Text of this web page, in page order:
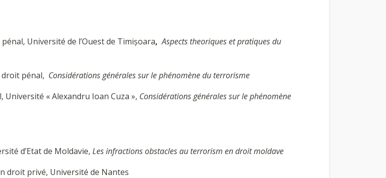
Université de l’Ouest de Timişoara, Aspects theoriques et pratiques du
droit pénal, Considérations générales sur le phénomène du terrorisme
Université « Alexandru Ioan Cuza », Considérations générales sur le phénomène
d’Etat de Moldavie, Les infractions obstacles au terrorism en droit moldave
droit privé, Université de Nantes